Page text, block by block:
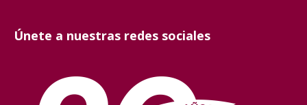
Únete a nuestras redes sociales